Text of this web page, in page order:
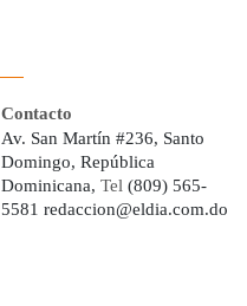
Contacto
Av. San Martín #236, Santo
Domingo, República
Dominicana, Tel (809) 565-
5581 redaccion@eldia.com.do